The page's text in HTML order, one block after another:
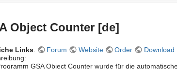
Object Counter [de]
Links: Forum Website Order
Download
GSA Object Counter wurde für die